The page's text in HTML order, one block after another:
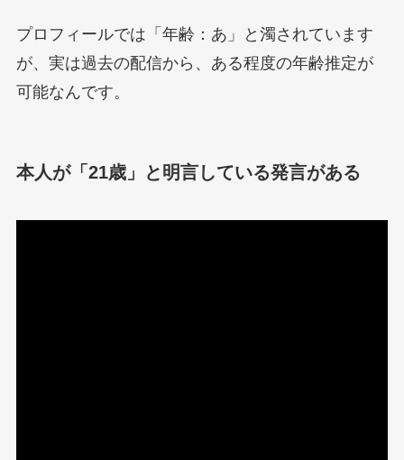
プロフィールでは「年齢：あ」と濁されています
が、実は過去の配信から、ある程度の年齢推定が
可能なんです。
本人が「21歳」と明言している発言がある